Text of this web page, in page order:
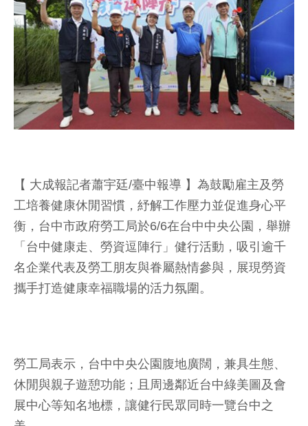
【 大成報記者蕭宇廷/臺中報導 】為鼓勵雇主及勞
工培養健康休閒習慣，紓解工作壓力並促進身心平
衡，台中市政府勞工局於6/6在台中中央公園，舉辦
「台中健康走、勞資逗陣行」健行活動，吸引逾千
名企業代表及勞工朋友與眷屬熱情參與，展現勞資
攜手打造健康幸福職場的活力氛圍。
勞工局表示，台中中央公園腹地廣闊，兼具生態、
休閒與親子遊憩功能；且周邊鄰近台中綠美圖及會
展中心等知名地標，讓健行民眾同時一覽台中之